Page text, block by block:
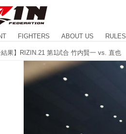
FIGHTERS ABOUT US RULES
結果】RIZIN.21 第1試合 竹内賢一 vs. 直也